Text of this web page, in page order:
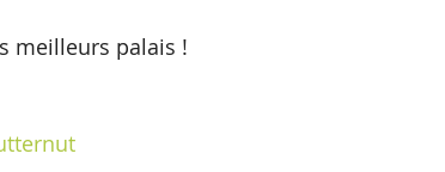
meilleurs palais !